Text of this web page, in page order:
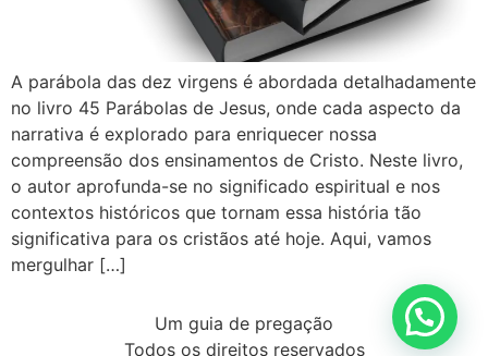
A parábola das dez virgens é abordada detalhadamente
no livro 45 Parábolas de Jesus, onde cada aspecto da
narrativa é explorado para enriquecer nossa
compreensão dos ensinamentos de Cristo. Neste livro,
o autor aprofunda-se no significado espiritual e nos
contextos históricos que tornam essa história tão
significativa para os cristãos até hoje. Aqui, vamos
mergulhar […]
Um guia de pregação
Todos os direitos reservados